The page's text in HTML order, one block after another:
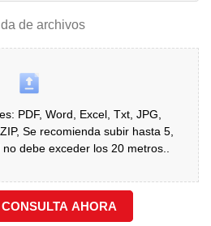
de archivos
PDF, Word, Excel, Txt, JPG,
Se recomienda subir hasta 5,
debe exceder los 20 metros..
AHORA